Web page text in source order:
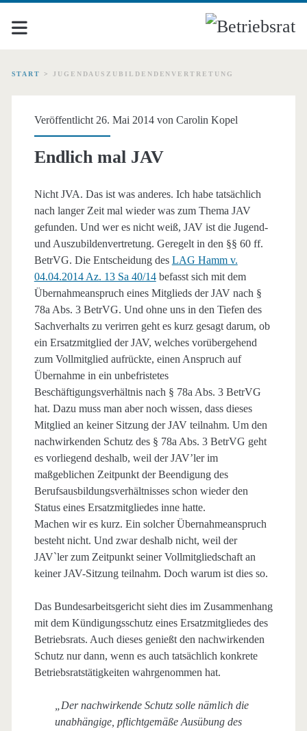
START > JUGENDAUSZUBILDENDENVERTRETUNG
Schlagwort:
Veröffentlicht 26. Mai 2014 von Carolin Kopel
Endlich mal JAV
Nicht JVA. Das ist was anderes. Ich habe tatsächlich
nach langer Zeit mal wieder was zum Thema JAV
gefunden. Und wer es nicht weiß, JAV ist die Jugend-
und Auszubildenvertretung. Geregelt in den §§ 60 ff.
BetrVG. Die Entscheidung des LAG Hamm v.
04.04.2014 Az. 13 Sa 40/14befasst sich mit dem
Übernahmeanspruch eines Mitglieds der JAV nach §
78a Abs. 3 BetrVG. Und ohne uns in den Tiefen des
Sachverhalts zu verirren geht es kurz gesagt darum, ob
ein Ersatzmitglied der JAV, welches vorübergehend
zum Vollmitglied aufrückte, einen Anspruch auf
Übernahme in ein unbefristetes
Beschäftigungsverhältnis nach § 78a Abs. 3 BetrVG
hat. Dazu muss man aber noch wissen, dass dieses
Mitglied an keiner Sitzung der JAV teilnahm. Um den
nachwirkenden Schutz des § 78a Abs. 3 BetrVG geht
es vorliegend deshalb, weil der JAV’ler im
maßgeblichen Zeitpunkt der Beendigung des
Berufsausbildungsverhältnisses schon wieder den
Status eines Ersatzmitgliedes inne hatte.
Machen wir es kurz. Ein solcher Übernahmeanspruch
besteht nicht. Und zwar deshalb nicht, weil der
JAV`ler zum Zeitpunkt seiner Vollmitgliedschaft an
keiner JAV-Sitzung teilnahm. Doch warum ist dies so.
Das Bundesarbeitsgericht sieht dies im Zusammenhang
mit dem Kündigungsschutz eines Ersatzmitgliedes des
Betriebsrats. Auch dieses genießt den nachwirkenden
Schutz nur dann, wenn es auch tatsächlich konkrete
Betriebsratstätigkeiten wahrgenommen hat.
„Der nachwirkende Schutz solle nämlich die
unabhängige, pflichtgemäße Ausübung des